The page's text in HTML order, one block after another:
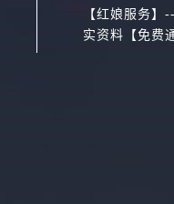
【红娘服务
实资料【免费